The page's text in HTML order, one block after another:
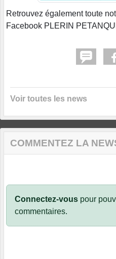
Retrouvez également toute
Facebook PLERIN
Voir toutes les news
COMMENTEZ LA
Connectez-vous pour
commentaires.